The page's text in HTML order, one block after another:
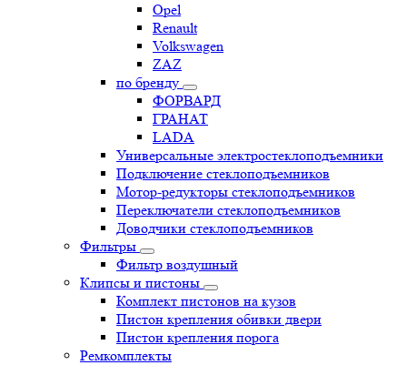
Opel
Renault
Volkswagen
ZAZ
по бренду
ФОРВАРД
ГРАНАТ
LADA
Универсальные электростеклоподъемники
Подключение стеклоподъемников
Мотор-редукторы стеклоподъемников
Переключатели стеклоподъемников
Доводчики стеклоподъемников
Фильтры
Фильтр воздушный
Клипсы и пистоны
Комплект пистонов на кузов
Пистон крепления обивки двери
Пистон крепления порога
Ремкомплекты